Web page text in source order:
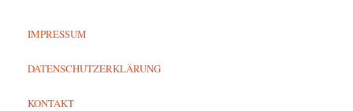
IMPRESSUM
DATENSCHUTZERKLÄRUNG
KONTAKT